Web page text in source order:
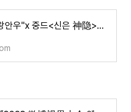
배우"조로사&왕안우"x 중드<신은 神隐>화보&영상&방영소식!